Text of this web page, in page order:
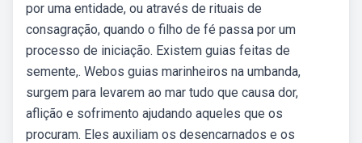
por uma entidade, ou através de rituais de
consagração, quando o filho de fé passa por um
processo de iniciação. Existem guias feitas de
semente,. Webos guias marinheiros na umbanda,
surgem para levarem ao mar tudo que causa dor,
aflição e sofrimento ajudando aqueles que os
procuram. Eles auxiliam os desencarnados e os